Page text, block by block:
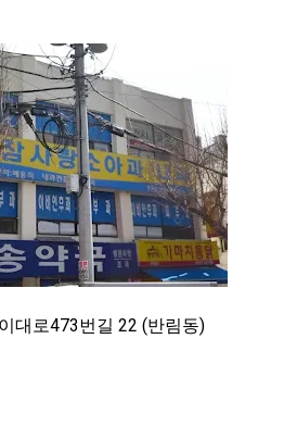
대로473번길 22 (반림동)